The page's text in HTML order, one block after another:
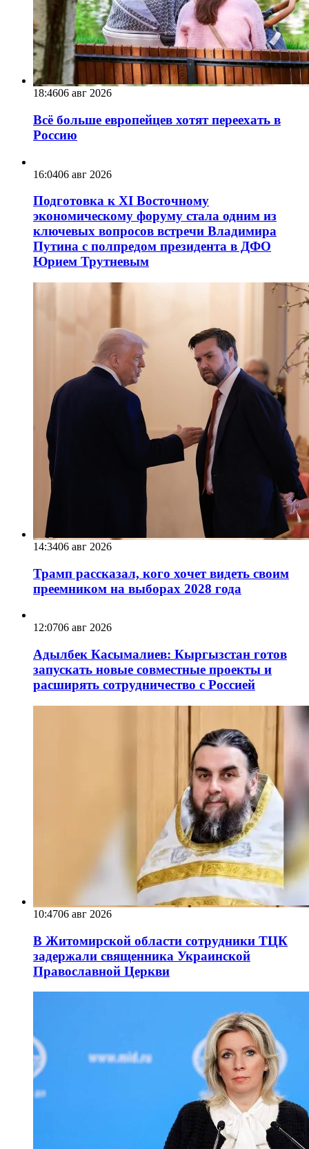
18:4606 авг 2026
Всё больше европейцев хотят переехать в
Россию
16:0406 авг 2026
Подготовка к XI Восточному
экономическому форуму стала одним из
ключевых вопросов встречи Владимира
Путина с полпредом президента в ДФО
Юрием Трутневым
14:3406 авг 2026
Трамп рассказал, кого хочет видеть своим
преемником на выборах 2028 года
12:0706 авг 2026
Адылбек Касымалиев: Кыргызстан готов
запускать новые совместные проекты и
расширять сотрудничество с Россией
10:4706 авг 2026
В Житомирской области сотрудники ТЦК
задержали священника Украинской
Православной Церкви